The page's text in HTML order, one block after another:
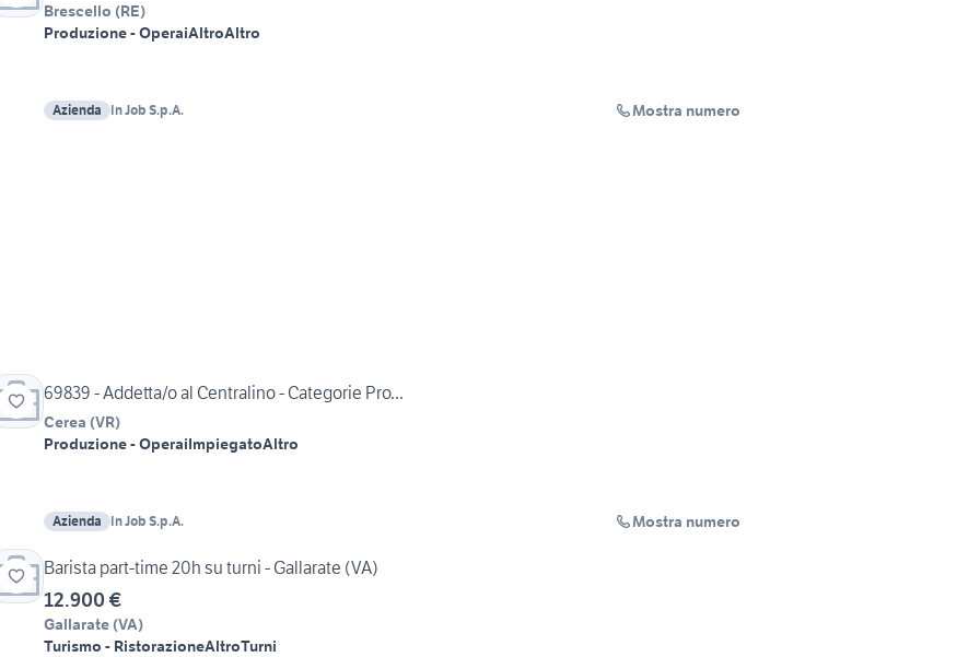
Brescello (RE)
Produzione - OperaiAltroAltro
Azienda In Job S.p.A. Mostra numero
69839 - Addetta/o al Centralino - Categorie Pro...
Cerea (VR)
Produzione - OperaiImpiegatoAltro
Azienda In Job S.p.A. Mostra numero
Barista part-time 20h su turni - Gallarate (VA)
12.900 €
Gallarate (VA)
Turismo - RistorazioneAltroTurni